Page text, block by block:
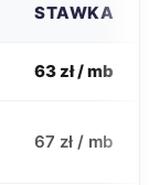
STAWKA
63 zł / mb
67 zł / mb